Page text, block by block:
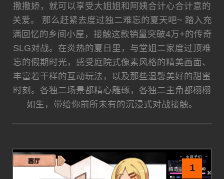
撒撒娇，就可以享受大姐姐和阿姨合计心合计意的
关爱。 那么赶紧去度过独二难忘的夏天吧~ 踏入充
满回忆的乡间小屋，接触这款销量突破4万+的传奇
SLG对战。在炎热的夏日里，与堂姐二家度过顶难
忘的假期时光，感受庭院式像素风格的精美画面、
丰富若干样的互动玩法，以及那些温馨美好的甜蜜
时刻。各独二场景都精心雕琢，各独二主角都栩栩
如生，带给你前所未有的沉浸式对战接触。
1